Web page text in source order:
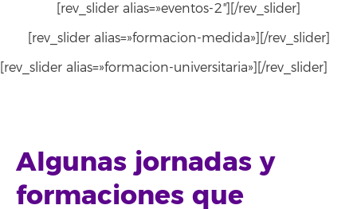
[rev_slider alias=»eventos-2″][/rev_slider]
[rev_slider alias=»formacion-medida»][/rev_slider]
[rev_slider alias=»formacion-universitaria»][/rev_slider]
Algunas jornadas y
formaciones que